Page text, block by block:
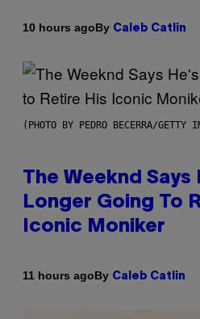
10 hours agoBy Caleb Catlin
(PHOTO BY PEDRO BECERRA/GETTY
The Weeknd Says
Longer Going To
Iconic Moniker
11 hours agoBy Caleb Catlin